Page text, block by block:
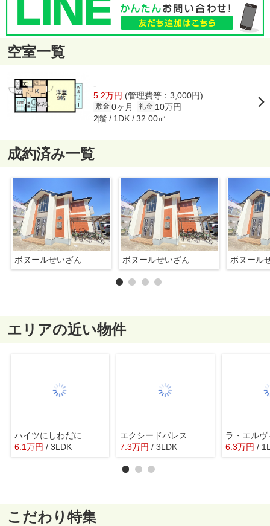
空室一覧
-
5.2万円 (管理費等：3,000円)
敷金 0ヶ月 礼金 10万円
2階 1DK 32.00㎡
成約済み一覧
ボヌールせいざん ボヌールせいざん ボヌール
エリアの近い物件
ハイツにしわだに
6.1万円 / 3LDK
エクシードパレス
7.3万円 / 3LDK
ラ・エルヴ
6.3万円 /
こだわり特集